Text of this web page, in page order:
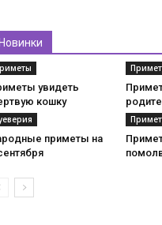
Новинки
увидеть
кошку
приметы на